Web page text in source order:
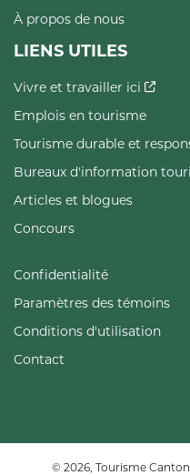
À propos de nous
LIENS UTILES
Vivre et travailler ici
Emplois en tourisme
Tourisme durable et
Bureaux d'information
Articles et blogues
Concours
Confidentialité
Paramètres des témoins
Conditions d'utilisation
Contact
© 2026, Tourisme